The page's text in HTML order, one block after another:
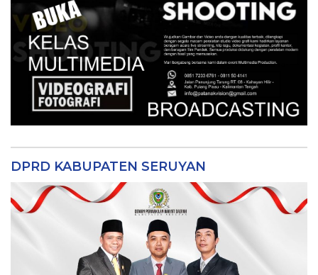
DPRD KABUPATEN SERUYAN